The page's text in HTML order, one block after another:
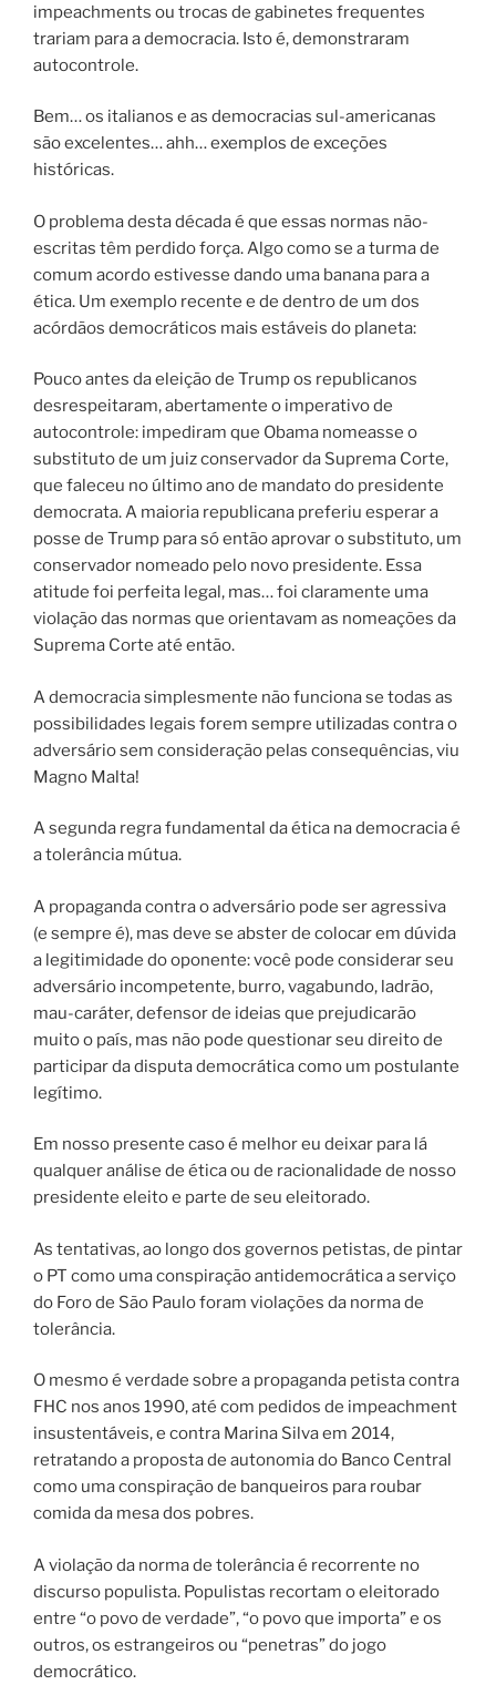
impeachments ou trocas de gabinetes frequentes
trariam para a democracia. Isto é, demonstraram
autocontrole.
Bem… os italianos e as democracias sul-americanas
são excelentes… ahh… exemplos de exceções
históricas.
O problema desta década é que essas normas não-
escritas têm perdido força. Algo como se a turma de
comum acordo estivesse dando uma banana para a
ética. Um exemplo recente e de dentro de um dos
acórdãos democráticos mais estáveis do planeta:
Pouco antes da eleição de Trump os republicanos
desrespeitaram, abertamente o imperativo de
autocontrole: impediram que Obama nomeasse o
substituto de um juiz conservador da Suprema Corte,
que faleceu no último ano de mandato do presidente
democrata. A maioria republicana preferiu esperar a
posse de Trump para só então aprovar o substituto, um
conservador nomeado pelo novo presidente. Essa
atitude foi perfeita legal, mas… foi claramente uma
violação das normas que orientavam as nomeações da
Suprema Corte até então.
A democracia simplesmente não funciona se todas as
possibilidades legais forem sempre utilizadas contra o
adversário sem consideração pelas consequências, viu
Magno Malta!
A segunda regra fundamental da ética na democracia é
a tolerância mútua.
A propaganda contra o adversário pode ser agressiva
(e sempre é), mas deve se abster de colocar em dúvida
a legitimidade do oponente: você pode considerar seu
adversário incompetente, burro, vagabundo, ladrão,
mau-caráter, defensor de ideias que prejudicarão
muito o país, mas não pode questionar seu direito de
participar da disputa democrática como um postulante
legítimo.
Em nosso presente caso é melhor eu deixar para lá
qualquer análise de ética ou de racionalidade de nosso
presidente eleito e parte de seu eleitorado.
As tentativas, ao longo dos governos petistas, de pintar
o PT como uma conspiração antidemocrática a serviço
do Foro de São Paulo foram violações da norma de
tolerância.
O mesmo é verdade sobre a propaganda petista contra
FHC nos anos 1990, até com pedidos de impeachment
insustentáveis, e contra Marina Silva em 2014,
retratando a proposta de autonomia do Banco Central
como uma conspiração de banqueiros para roubar
comida da mesa dos pobres.
A violação da norma de tolerância é recorrente no
discurso populista. Populistas recortam o eleitorado
entre “o povo de verdade”, “o povo que importa” e os
outros, os estrangeiros ou “penetras” do jogo
democrático.